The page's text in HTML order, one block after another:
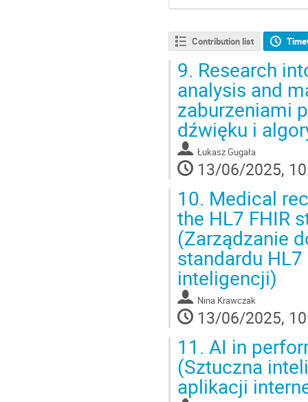
Contribution list
9. Research
analysis and
zaburzeniami
dźwięku i
Łukasz Gugała
13/06/2025,
10. Medical
the HL7 FHIR
(Zarządzanie
standardu
inteligencji)
Nina Krawczak
13/06/2025,
11. AI in
(Sztuczna
aplikacji